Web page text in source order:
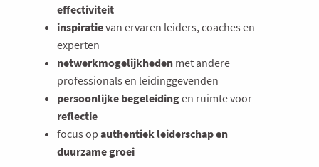
effectiviteit
inspiratievan ervaren leiders, coaches en
experten
netwerkmogelijkheden met andere
professionals en leidinggevenden
persoonlijke begeleidingen ruimte voor
reflectie
focus op authentiek leiderschap en
duurzame groei